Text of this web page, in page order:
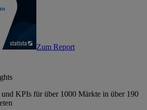
Zum Report
KPIs für über 1000 Märkte in über 190